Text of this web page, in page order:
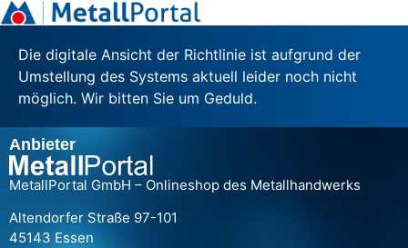
Die digitale Ansicht der Richtlinie ist aufgrund der
Umstellung des Systems aktuell leider noch nicht
möglich. Wir bitten Sie um Geduld.
Anbieter
MetallPortal GmbH – Onlineshop des Metallhandwerks
Altendorfer Straße 97-101
45143 Essen